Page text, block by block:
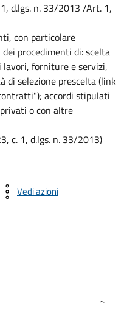
d.lgs. n. 33/2013 /Art. 1,
con particolare
procedimenti di: scelta
forniture e servizi,
di selezione prescelta (link
accordi stipulati
o con altre
c. 1, d.lgs. n. 33/2013)
Vedi azioni